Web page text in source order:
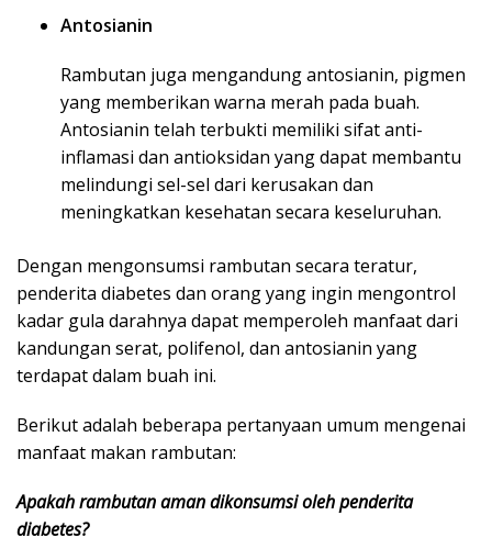
Antosianin
Rambutan juga mengandung antosianin, pigmen
yang memberikan warna merah pada buah.
Antosianin telah terbukti memiliki sifat anti-
inflamasi dan antioksidan yang dapat membantu
melindungi sel-sel dari kerusakan dan
meningkatkan kesehatan secara keseluruhan.
Dengan mengonsumsi rambutan secara teratur,
penderita diabetes dan orang yang ingin mengontrol
kadar gula darahnya dapat memperoleh manfaat dari
kandungan serat, polifenol, dan antosianin yang
terdapat dalam buah ini.
Berikut adalah beberapa pertanyaan umum mengenai
manfaat makan rambutan:
Apakah rambutan aman dikonsumsi oleh penderita
diabetes?